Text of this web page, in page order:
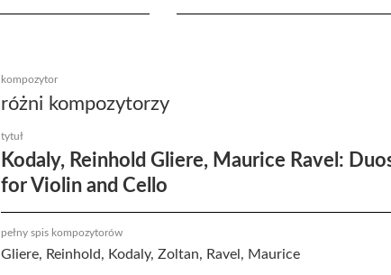
kompozytor
różni kompozytorzy
tytuł
Kodaly, Reinhold Gliere, Maurice Ravel:
for Violin and Cello
pełny spis kompozytorów
Gliere, Reinhold, Kodaly, Zoltan, Ravel, Maurice